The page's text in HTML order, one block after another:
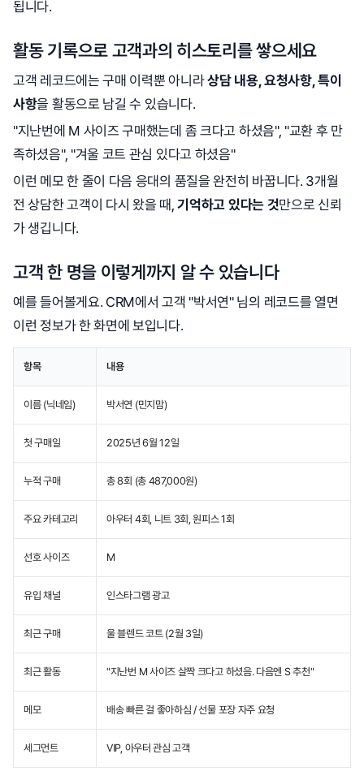
됩니다.
활동 기록으로 고객과의 히스토리를 쌓으세요
고객 레코드에는 구매 이력뿐 아니라상담 내용, 요청사항, 특이
사항을 활동으로 남길 수 있습니다.
"지난번에 M 사이즈 구매했는데 좀 크다고 하셨음", "교환 후 만
족하셨음", "겨울 코트 관심 있다고 하셨음"
이런 메모 한 줄이 다음 응대의 품질을 완전히 바꿉니다. 3개월
전 상담한 고객이 다시 왔을 때,기억하고 있다는 것만으로 신뢰
가 생깁니다.
고객 한 명을 이렇게까지 알 수 있습니다
예를 들어볼게요. CRM에서 고객 "박서연" 님의 레코드를 열면
이런 정보가 한 화면에 보입니다.
항목 내용
이름 (닉네임) 박서연 (민지맘)
첫 구매일 2025년 6월 12일
누적 구매 총 8회 (총 487,000원)
주요 카테고리 아우터 4회, 니트 3회, 원피스 1회
선호 사이즈 M
유입 채널 인스타그램 광고
최근 구매 울 블렌드 코트 (2월 3일)
최근 활동 "지난번 M 사이즈 살짝 크다고 하셨음. 다음엔 S 추천"
메모 배송 빠른 걸 좋아하심 / 선물 포장 자주 요청
세그먼트 VIP, 아우터 관심 고객